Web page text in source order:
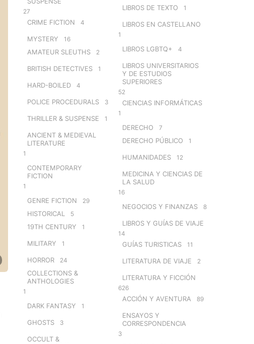
27
CRIME FICTION 4
MYSTERY 16
AMATEUR SLEUTHS 2
BRITISH DETECTIVES 1
HARD-BOILED 4
POLICE PROCEDURALS 3
THRILLER & SUSPENSE 1
ANCIENT & MEDIEVAL
LITERATURE
1
CONTEMPORARY
FICTION
1
GENRE FICTION 29
HISTORICAL 5
19TH CENTURY 1
MILITARY 1
HORROR 24
COLLECTIONS &
ANTHOLOGIES
1
DARK FANTASY 1
GHOSTS 3
OCCULT &
LIBROS DE TEXTO 1
LIBROS EN CASTELLANO
1
LIBROS LGBTQ+ 4
LIBROS UNIVERSITARIOS
Y DE ESTUDIOS
SUPERIORES
52
CIENCIAS INFORMÁTICAS
1
DERECHO 7
DERECHO PÚBLICO 1
HUMANIDADES 12
MEDICINA Y CIENCIAS DE
LA SALUD
16
NEGOCIOS Y FINANZAS 8
LIBROS Y GUÍAS DE VIAJE
14
GUÍAS TURISTICAS 11
LITERATURA DE VIAJE 2
LITERATURA Y FICCIÓN
626
ACCIÓN Y AVENTURA 89
ENSAYOS Y
CORRESPONDENCIA
3